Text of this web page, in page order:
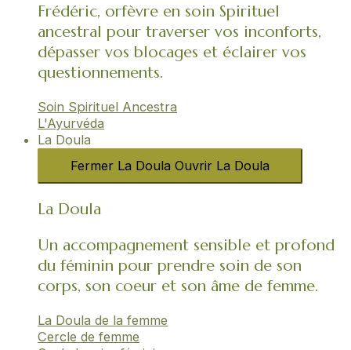
Frédéric, orfèvre en soin Spirituel
ancestral pour traverser vos inconforts,
dépasser vos blocages et éclairer vos
questionnements.
Soin Spirituel Ancestra
L'Ayurvéda​
La Doula
Fermer La Doula Ouvrir La Doula
La Doula
Un accompagnement sensible et profond
du féminin pour prendre soin de son
corps, son coeur et son âme de femme.
La Doula de la femme
Cercle de femme​